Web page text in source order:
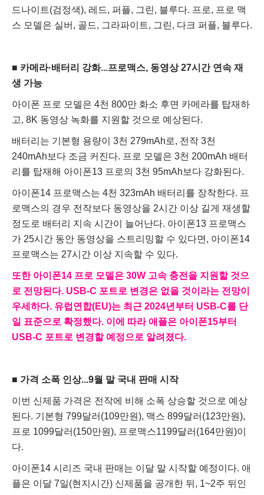
드나이트(검정색), 레드, 퍼플, 그린, 블루다. 프로, 프로 맥
스 모델은 실버, 골드, 그라파이트, 그린, 다크 퍼플, 블루다.
■ 카메라·배터리 강화...프로맥스, 동영상 27시간 연속 재
생 가능
아이폰 프로 모델은 4천 800만 화소 후면 카메라를 탑재하
고, 8K 동영상 녹화를 지원할 것으로 예상된다.
배터리는 기본형 용량이 3천 279mAh로, 전작 3천
240mAh보다 조금 커진다. 프로 모델은 3천 200mAh 배터
리를 탑재해 아이폰13 프로의 3천 95mAh보다 강화된다.
아이폰14 프로맥스는 4천 323mAh 배터리를 장착한다. 프
로맥스의 경우 전작보다 동영상을 2시간 이상 길게 재생할
정도로 배터리 지속 시간이 늘어난다. 아이폰13 프로맥스
가 25시간 동안 동영상을 스트리밍할 수 있다면, 아이폰14
프로맥스는 27시간 이상 지속할 수 있다.
또한 아이폰14 프로 모델은 30W 고속 충전을 지원할 것으
로 전망된다. USB-C 포트로 변경은 없을 것이라는 전망이
우세하다. 유럽연합(EU)는 최근 2024년부터 USB-C를 단
일 표준으로 확정했다. 이에 따라 애플은 아이폰15부터
USB-C 포트로 변경할 예정으로 알려졌다.
■ 가격 소폭 인상...9월 말 국내 판매 시작
이번 신제품 가격은 전작에 비해 소폭 상승할 것으로 예상
된다. 기본형 799달러(109만원), 맥스 899달러(123만원),
프로 1099달러(150만원), 프로맥스1199달러(164만원)이
다.
아이폰14 시리즈 국내 판매는 이달 말 시작할 예정이다. 애
플은 이달 7일(현지시간) 신제품을 공개한 뒤, 1~2주 뒤인